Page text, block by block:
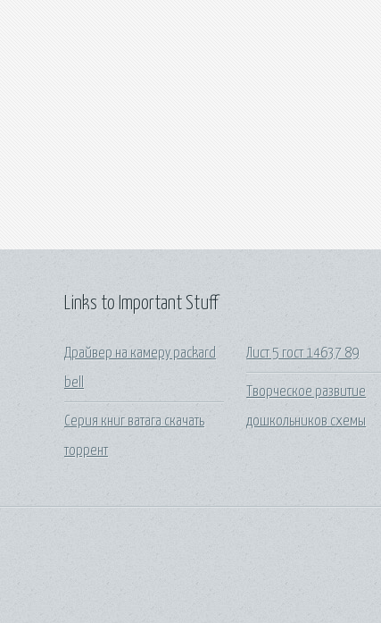
Links to Important Stuff
Драйвер на камеру packard
bell
Серия книг ватага скачать
торрент
Лист 5 гост 14637 89
Творческое развитие
дошкольников схемы